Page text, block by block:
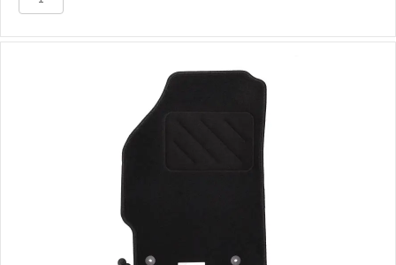
Fiat
(1999-